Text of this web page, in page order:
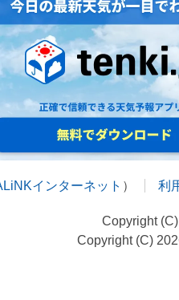
インターネット ） 利
Copyright
Copyright (C)